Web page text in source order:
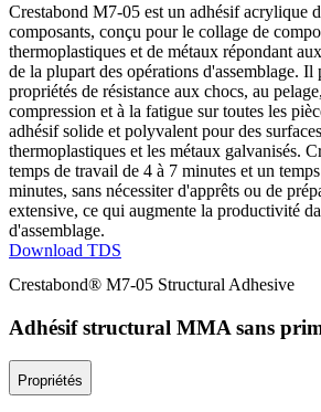
Crestabond M7-05 est un adhésif acrylique
composants, conçu pour le collage de
thermoplastiques et de métaux répondant
de la plupart des opérations d'assemblage. Il
propriétés de résistance aux chocs, au
compression et à la fatigue sur toutes les
adhésif solide et polyvalent pour des
thermoplastiques et les métaux galvanisés.
temps de travail de 4 à 7 minutes et un
minutes, sans nécessiter d'apprêts ou de
extensive, ce qui augmente la productivité
d'assemblage.
Download TDS
Crestabond® M7-05 Structural Adhesive
Adhésif structural MMA sans
Propriétés